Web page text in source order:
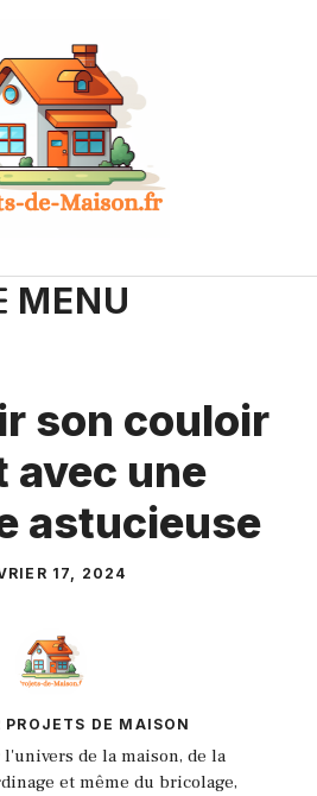
MENU
son couloir
avec une
astucieuse
17, 2024
PROJETS DE MAISON
de la maison, de la
et même du bricolage,